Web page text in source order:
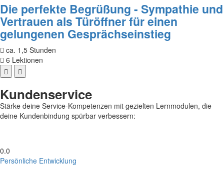
Die perfekte Begrüßung - Sympathie und
Vertrauen als Türöffner für einen
gelungenen Gesprächseinstieg
ca. 1,5 Stunden
6 Lektionen
Kundenservice
Stärke deine Service-Kompetenzen mit gezielten Lernmodulen, die
deine Kundenbindung spürbar verbessern:
0.0
Persönliche Entwicklung